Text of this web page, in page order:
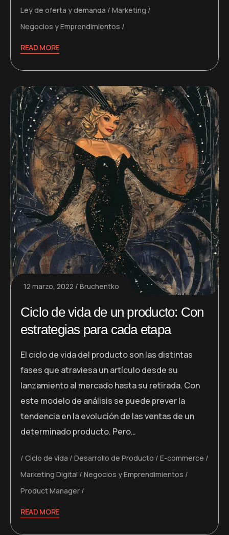
Ley de oferta y demanda
Marketing
Negocios y Emprendimientos
READ MORE
12 marzo, 2022 Bruchentko
Ciclo de vida de un producto: Con
estrategias para cada etapa
El ciclo de vida del producto son las distintas
fases que atraviesa un artículo desde su
lanzamiento al mercado hasta su retirada. Con
este modelo de análisis se puede prever la
tendencia en la evolución de las ventas de un
determinado producto. Pero…
Ciclo de vida Desarrollo de Producto
E-commerce
Marketing Digital
Negocios y Emprendimientos
Product Manager
READ MORE